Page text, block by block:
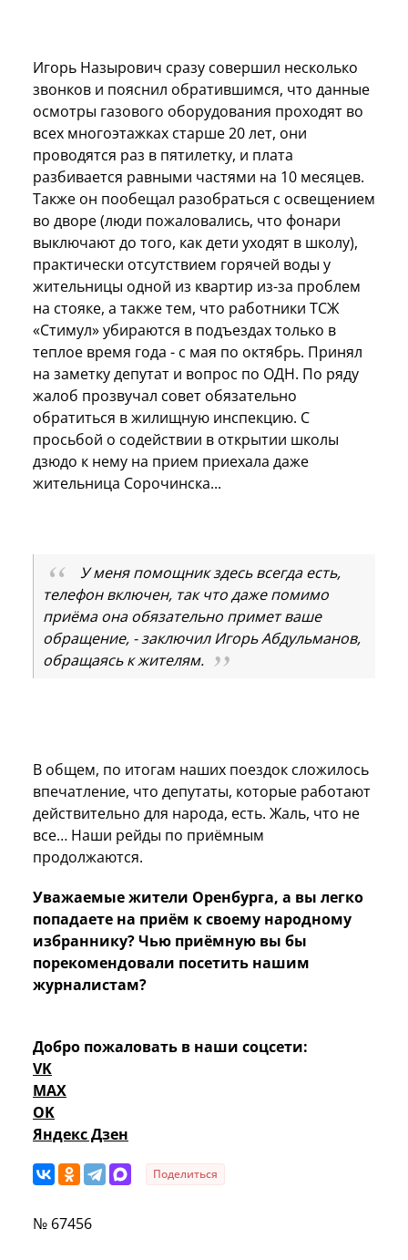
Игорь Назырович сразу совершил несколько
звонков и пояснил обратившимся, что данные
осмотры газового оборудования проходят во
всех многоэтажках старше 20 лет, они
проводятся раз в пятилетку, и плата
разбивается равными частями на 10 месяцев.
Также он пообещал разобраться с освещением
во дворе (люди пожаловались, что фонари
выключают до того, как дети уходят в школу),
практически отсутствием горячей воды у
жительницы одной из квартир из-за проблем
на стояке, а также тем, что работники ТСЖ
«Стимул» убираются в подъездах только в
теплое время года - с мая по октябрь. Принял
на заметку депутат и вопрос по ОДН. По ряду
жалоб прозвучал совет обязательно
обратиться в жилищную инспекцию. С
просьбой о содействии в открытии школы
дзюдо к нему на прием приехала даже
жительница Сорочинска...
У меня помощник здесь всегда есть,
телефон включен, так что даже помимо
приёма она обязательно примет ваше
обращение, - заключил Игорь Абдульманов,
обращаясь к жителям.
В общем, по итогам наших поездок сложилось
впечатление, что депутаты, которые работают
действительно для народа, есть. Жаль, что не
все… Наши рейды по приёмным
продолжаются.
Уважаемые жители Оренбурга, а вы легко
попадаете на приём к своему народному
избраннику? Чью приёмную вы бы
порекомендовали посетить нашим
журналистам?
Добро пожаловать в наши соцсети:
VK
MAX
OK
Яндекс Дзен
Поделиться
№ 67456